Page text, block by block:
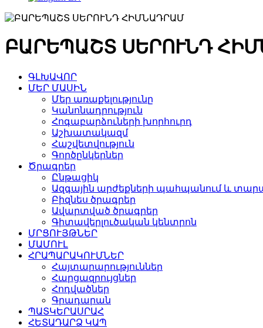
ԲԱՐԵՊԱՇՏ ՍԵՐՈՒՆԴ
ԳԼԽԱՎՈՐ
ՄԵՐ ՄԱՍԻՆ
Մեր առաքելությունը
Կանոնադրություն
Հոգաբարձուների խորհուրդ
Աշխատակազմ
Հաշվետվություն
Գործընկերներ
Ծրագրեր
Ընթացիկ
Ազգային արժեքների պահպանում և
Բիզնես ծրագրեր
Ավարտված ծրագրեր
Գիտավերլուծական կենտրոն
ՄՐՑՈՒՅԹՆԵՐ
ՄԱՄՈՒԼ
ՀՐԱՊԱՐԱԿՈՒՄՆԵՐ
Հայտարարություններ
Հարցազրույցներ
Հոդվածներ
Գրադարան
ՊԱՏԿԵՐԱՍՐԱՀ
ՀԵՏԱԴԱՐՁ ԿԱՊ